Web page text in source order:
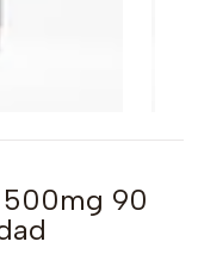
500mg 90